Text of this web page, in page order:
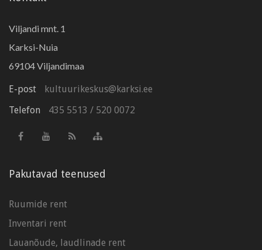
Viljandi mnt. 1
Karksi-Nuia
69104 Viljandimaa
E-post
kultuurikeskus@karksi.ee
Telefon
435 5513 / 520 0072
Pakutavad teenused
Ruumide rent
Inventari rent
Lauanõude, laudlinade rent